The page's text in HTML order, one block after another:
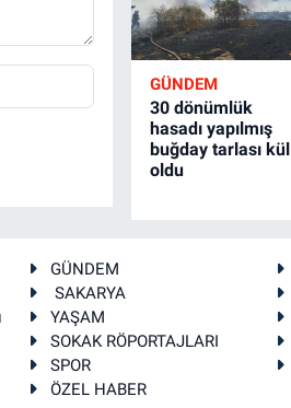
GÜNDEM
30 dönümlük
hasadı yapılmış
buğday tarlası kül
oldu
GÜNDEM
SAKARYA
YAŞAM
SOKAK RÖPORTAJLARI
SPOR
ÖZEL HABER